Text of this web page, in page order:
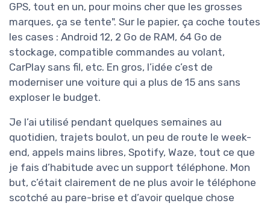
GPS, tout en un, pour moins cher que les grosses
marques, ça se tente". Sur le papier, ça coche toutes
les cases : Android 12, 2 Go de RAM, 64 Go de
stockage, compatible commandes au volant,
CarPlay sans fil, etc. En gros, l’idée c’est de
moderniser une voiture qui a plus de 15 ans sans
exploser le budget.
Je l’ai utilisé pendant quelques semaines au
quotidien, trajets boulot, un peu de route le week-
end, appels mains libres, Spotify, Waze, tout ce que
je fais d’habitude avec un support téléphone. Mon
but, c’était clairement de ne plus avoir le téléphone
scotché au pare-brise et d’avoir quelque chose